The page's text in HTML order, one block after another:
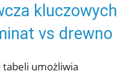
kluczowych
vs drewno
umożliwia